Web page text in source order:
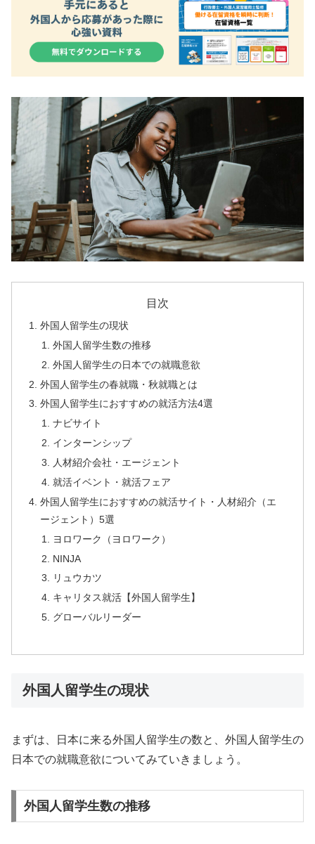
目次
外国人留学生の現状
外国人留学生数の推移
外国人留学生の日本での就職意欲
外国人留学生の春就職・秋就職とは
外国人留学生におすすめの就活方法4選
ナビサイト
インターンシップ
人材紹介会社・エージェント
就活イベント・就活フェア
外国人留学生におすすめの就活サイト・人材紹介（エ
ージェント）5選
ヨロワーク（ヨロワーク）
NINJA
リュウカツ
キャリタス就活【外国人留学生】
グローバルリーダー
外国人留学生の現状
まずは、日本に来る外国人留学生の数と、外国人留学生の
日本での就職意欲についてみていきましょう。
外国人留学生数の推移